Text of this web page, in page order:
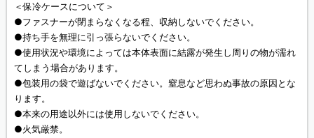
＜保冷ケースについて＞
●ファスナーが閉まらなくなる程、収納しないでください。
●持ち手を無理に引っ張らないでください。
●使用状況や環境によっては本体表面に結露が発生し周りの物が濡れ
てしまう場合があります。
●包装用の袋で遊ばないでください。窒息など思わぬ事故の原因とな
ります。
●本来の用途以外には使用しないでください。
●火気厳禁。